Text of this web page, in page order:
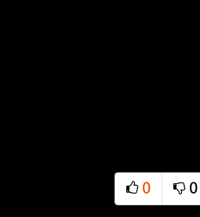
0
추천
0
비